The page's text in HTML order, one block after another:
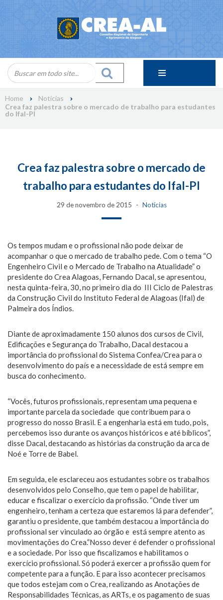
Home
Notícias
Crea faz palestra sobre o mercado de trabalho para estudantes
do Ifal-PI
Crea faz palestra sobre o mercado de
trabalho para estudantes do Ifal-PI
29 de novembro de 2015 Notícias
Os tempos mudam e o profissional não pode deixar de
acompanhar o que o mercado de trabalho pede. Com o tema “O
Engenheiro Civil e o Mercado de Trabalho na Atualidade” o
presidente do Crea Alagoas, Fernando Dacal, se apresentou,
nesta quinta-feira, 30, no primeiro dia do III Ciclo de Palestras
da Construção Civil do Instituto Federal de Alagoas (Ifal) de
Palmeira dos Índios.
Diante de aproximadamente 150 alunos dos cursos de Civil,
Edificações e Segurança do Trabalho, Dacal destacou a
importância do profissional do Sistema Confea/Crea para o
desenvolvimento do país e a necessidade de está sempre em
busca do conhecimento.
“Vocês, futuros profissionais, representam uma pequena e
importante parcela da sociedade que contribuem para o
progresso do nosso Brasil. E a engenharia está em tudo, pois,
percebemos isso durante os avanços históricos e até bíblicos”,
disse Dacal, destacando as histórias da construção da arca de
Noé e Torre de Babel.
Em seguida, ele esclareceu aos estudantes sobre os trabalhos
desenvolvidos pelo Conselho, que tem o papel de habilitar,
educar e fiscalizar o exercício da profissão. “Onde tiver um
engenheiro, tenham a certeza que estaremos lá para defender”,
garantiu o presidente, que também destacou a importância do
profissional ser vinculado ao órgão e está sempre atento as
movimentações do Crea.”Nosso dever é defender o profissional
e a sociedade. Por isso que fiscalizamos e habilitamos o
exercício profissional. Só poderá exercer a profissão quem for
competente para a função. E para isso acontecer precisamos
que todos estejam com o Crea, realizando as Anotações de
Responsabilidades Técnicas, as ARTs, e os pagamento de suas